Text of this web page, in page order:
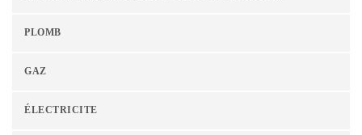
PLOMB
GAZ
ÉLECTRICITE